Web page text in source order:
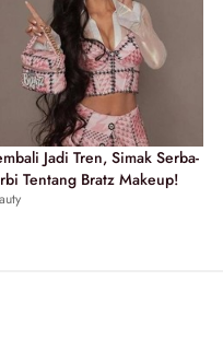
Jadi Tren, Simak Serba-
Tentang Bratz Makeup!